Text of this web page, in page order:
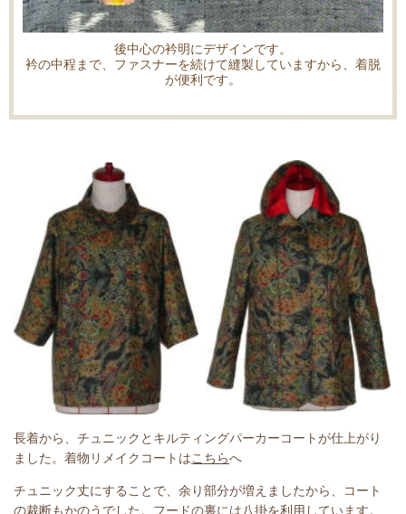
後中心の衿明にデザインです。
衿の中程まで、ファスナーを続けて縫製していますから、着脱
が便利です。
長着から、チュニックとキルティングパーカーコートが仕上がり
ました。着物リメイクコートはこちらへ
チュニック丈にすることで、余り部分が増えましたから、コート
の裁断もかのうでした。フードの裏には八掛を利用しています。